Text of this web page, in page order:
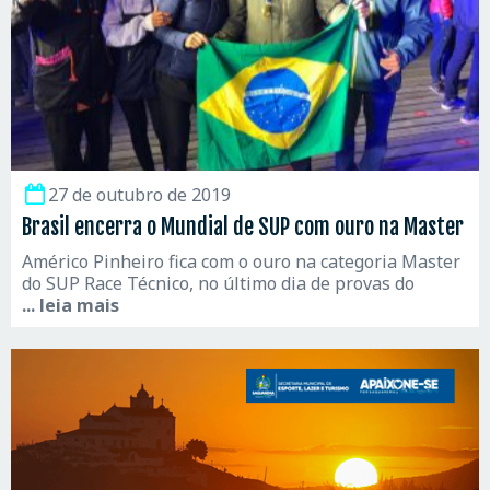
27 de outubro de 2019
Brasil encerra o Mundial de SUP com ouro na Master
Américo Pinheiro fica com o ouro na categoria Master
do SUP Race Técnico, no último dia de provas do
... leia mais